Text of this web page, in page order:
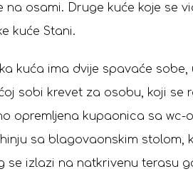
na osami. Druge kuće koje se
kuće Stani.
kuća ima dvije spavaće
sobi krevet za osobu, koji se
opremljena kupaonica sa wc-
sa blagovaonskim stolom,
se izlazi na natkrivenu terasu